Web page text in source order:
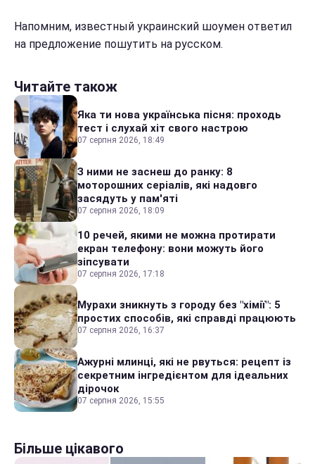
Напомним, известный украинский шоумен ответил
на предложение пошутить на русском.
Читайте також
Яка ти нова українська пісня: проходь
тест і слухай хіт свого настрою
07 серпня 2026, 18:49
З ними не заснеш до ранку: 8
моторошних серіалів, які надовго
засядуть у пам'яті
07 серпня 2026, 18:09
10 речей, якими не можна протирати
екран телефону: вони можуть його
зіпсувати
07 серпня 2026, 17:18
Мурахи зникнуть з городу без "хімії": 5
простих способів, які справді працюють
07 серпня 2026, 16:37
Ажурні млинці, які не рвуться: рецепт із
секретним інгредієнтом для ідеальних
дірочок
07 серпня 2026, 15:55
Більше цікавого